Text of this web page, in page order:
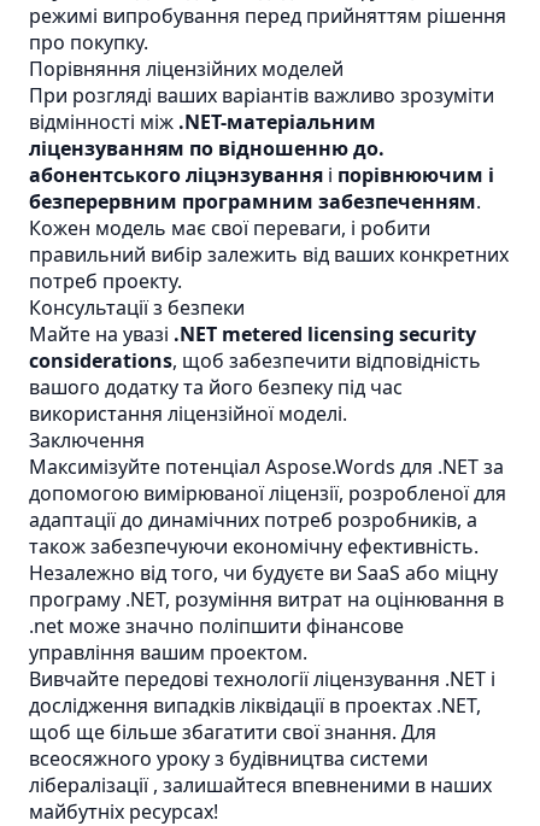
режимі випробування перед прийняттям рішення
про покупку.
Порівняння ліцензійних моделей
При розгляді ваших варіантів важливо зрозуміти
відмінності між .NET-матеріальним
ліцензуванням по відношенню до.
абонентського ліцэнзування і порівнюючим і
безперервним програмним забезпеченням.
Кожен модель має свої переваги, і робити
правильний вибір залежить від ваших конкретних
потреб проекту.
Консультації з безпеки
Майте на увазі .NET metered licensing security
considerations, щоб забезпечити відповідність
вашого додатку та його безпеку під час
використання ліцензійної моделі.
Заключення
Максимізуйте потенціал Aspose.Words для .NET за
допомогою вимірюваної ліцензії, розробленої для
адаптації до динамічних потреб розробників, а
також забезпечуючи економічну ефективність.
Незалежно від того, чи будуєте ви SaaS або міцну
програму .NET, розуміння витрат на оцінювання в
.net може значно поліпшити фінансове
управління вашим проектом.
Вивчайте передові технології ліцензування .NET і
дослідження випадків ліквідації в проектах .NET,
щоб ще більше збагатити свої знання. Для
всеосяжного уроку з будівництва системи
лібералізації , залишайтеся впевненими в наших
майбутніх ресурсах!